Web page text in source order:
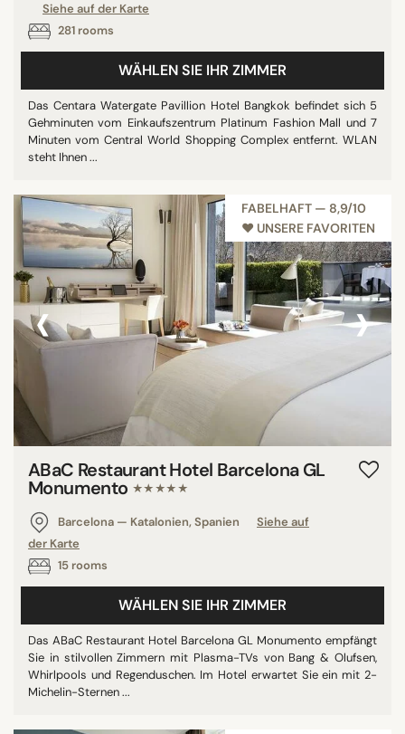
Siehe auf der Karte
281 rooms
WÄHLEN SIE IHR ZIMMER
Das Centara Watergate Pavillion Hotel Bangkok befindet sich 5
Gehminuten vom Einkaufszentrum Platinum Fashion Mall und 7
Minuten vom Central World Shopping Complex entfernt. WLAN
steht Ihnen ...
FABELHAFT — 8,9/10
♥︎ UNSERE FAVORITEN
‹ ›
ABaC Restaurant Hotel Barcelona GL
Monumento ★★★★★
Barcelona — Katalonien, Spanien
Siehe auf
der Karte
15 rooms
WÄHLEN SIE IHR ZIMMER
Das ABaC Restaurant Hotel Barcelona GL Monumento empfängt
Sie in stilvollen Zimmern mit Plasma-TVs von Bang & Olufsen,
Whirlpools und Regenduschen. Im Hotel erwartet Sie ein mit 2-
Michelin-Sternen ...